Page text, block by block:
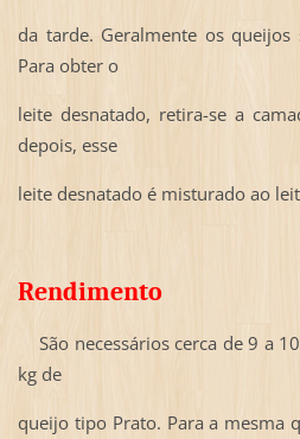
da tarde. Geralmente os
Para obter o
leite desnatado, retira-se a
depois, esse
leite desnatado é misturado ao
Rendimento
São necessários cerca de 9 a
kg de
queijo tipo Prato. Para a mesma